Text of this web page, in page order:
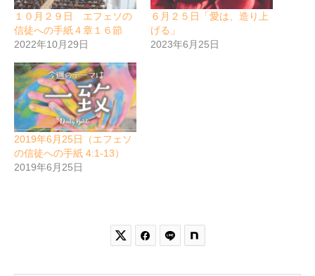
１０月２９日 エフェソの
信徒への手紙４章１６節
2022年10月29日
６月２５日「愛は、造り上
げる」
2023年6月25日
2019年6月25日（エフェソ
の信徒への手紙 4:1-13）
2019年6月25日
 